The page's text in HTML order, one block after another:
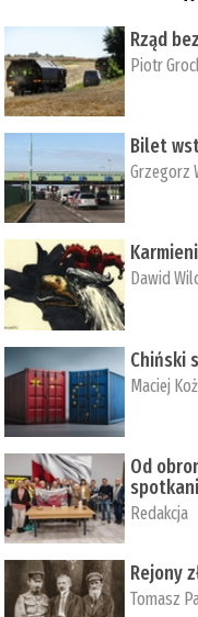
Rząd
Piotr
Bilet
Grzegorz
Dawid
Chiński
Maciej
Od
Redakcja
Rejony
Tomasz